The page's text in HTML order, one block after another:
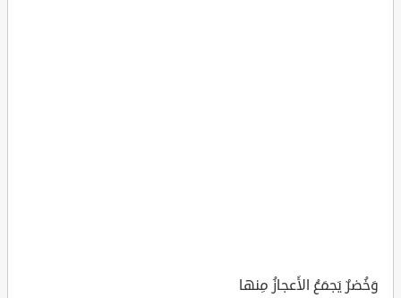
وَخُضرٌ يَجمَعُ الأَعجازُ مِنها